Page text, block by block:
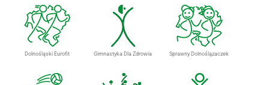
Dolnośląski Eurofit Gimnastyka Dla Zdrowia Sprawny Dolnoślązaczek